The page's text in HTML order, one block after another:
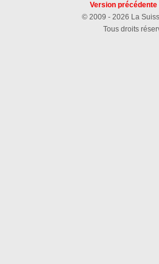
Version précédente
© 2009 - 2026 La
Tous droits